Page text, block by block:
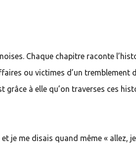
Chaque chapitre raconte
ou victimes d’un tremblement
grâce à elle qu’on traverses ces
je me disais quand même « allez,